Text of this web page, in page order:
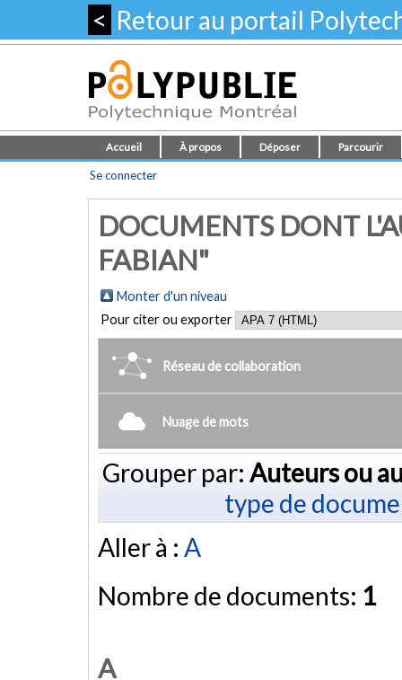
< Retour au portail
Accueil À propos Déposer Parcourir
Se connecter
DOCUMENTS DONT
FABIAN"
Monter d'un niveau
Pour citer ou exporter
Réseau de collaboration
Nuage de mots
Grouper par: Auteurs ou
type de
Aller à : A
Nombre de documents: 1
A